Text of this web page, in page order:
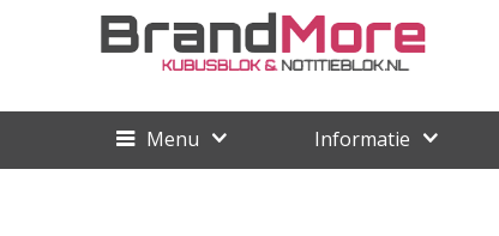
Menu Informatie